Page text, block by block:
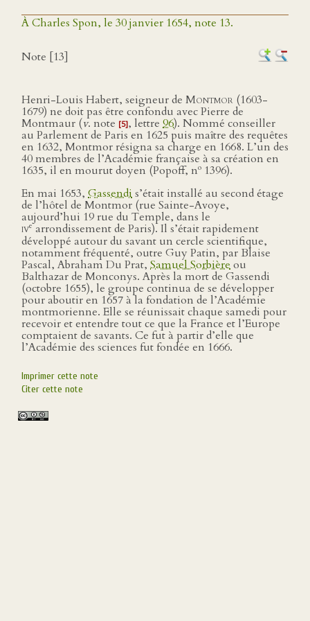
À Charles Spon, le 30 janvier 1654, note 13.
Note [13]
Henri-Louis Habert, seigneur de Montmor (1603-
1679) ne doit pas être confondu avec Pierre de
Montmaur (v. note [5], lettre 96). Nommé conseiller
au Parlement de Paris en 1625 puis maître des requêtes
en 1632, Montmor résigna sa charge en 1668. L’un des
40 membres de l’Académie française à sa création en
1635, il en mourut doyen (Popoff, no 1396).
En mai 1653, Gassendis’était installé au second étage
de l’hôtel de Montmor (rue Sainte-Avoye,
aujourd’hui 19 rue du Temple, dans le
ivearrondissement de Paris). Il s’était rapidement
développé autour du savant un cercle scientifique,
notamment fréquenté, outre Guy Patin, par Blaise
Pascal, Abraham Du Prat, Samuel Sorbièreou
Balthazar de Monconys. Après la mort de Gassendi
(octobre 1655), le groupe continua de se développer
pour aboutir en 1657 à la fondation de l’Académie
montmorienne. Elle se réunissait chaque samedi pour
recevoir et entendre tout ce que la France et l’Europe
comptaient de savants. Ce fut à partir d’elle que
l’Académie des sciences fut fondée en 1666.
Imprimer cette note
Citer cette note